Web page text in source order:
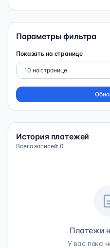
Параметры фильтра
Показать на странице
История платежей
Всего записей: 0
Платежи
У вас пока